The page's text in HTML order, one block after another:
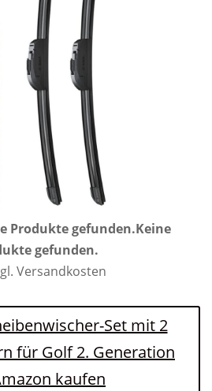
Produkte gefunden.Keine
gefunden.
Versandkosten
Set mit 2
für Golf 2. Generation
kaufen